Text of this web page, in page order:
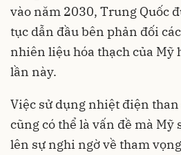
vào năm 2030, Trung Quốc
tục dẫn đầu bên phản đối
nhiên liệu hóa thạch của Mỹ
lần này.
Việc sử dụng nhiệt điện
cũng có thể là vấn đề mà Mỹ
lên sự nghi ngờ về tham